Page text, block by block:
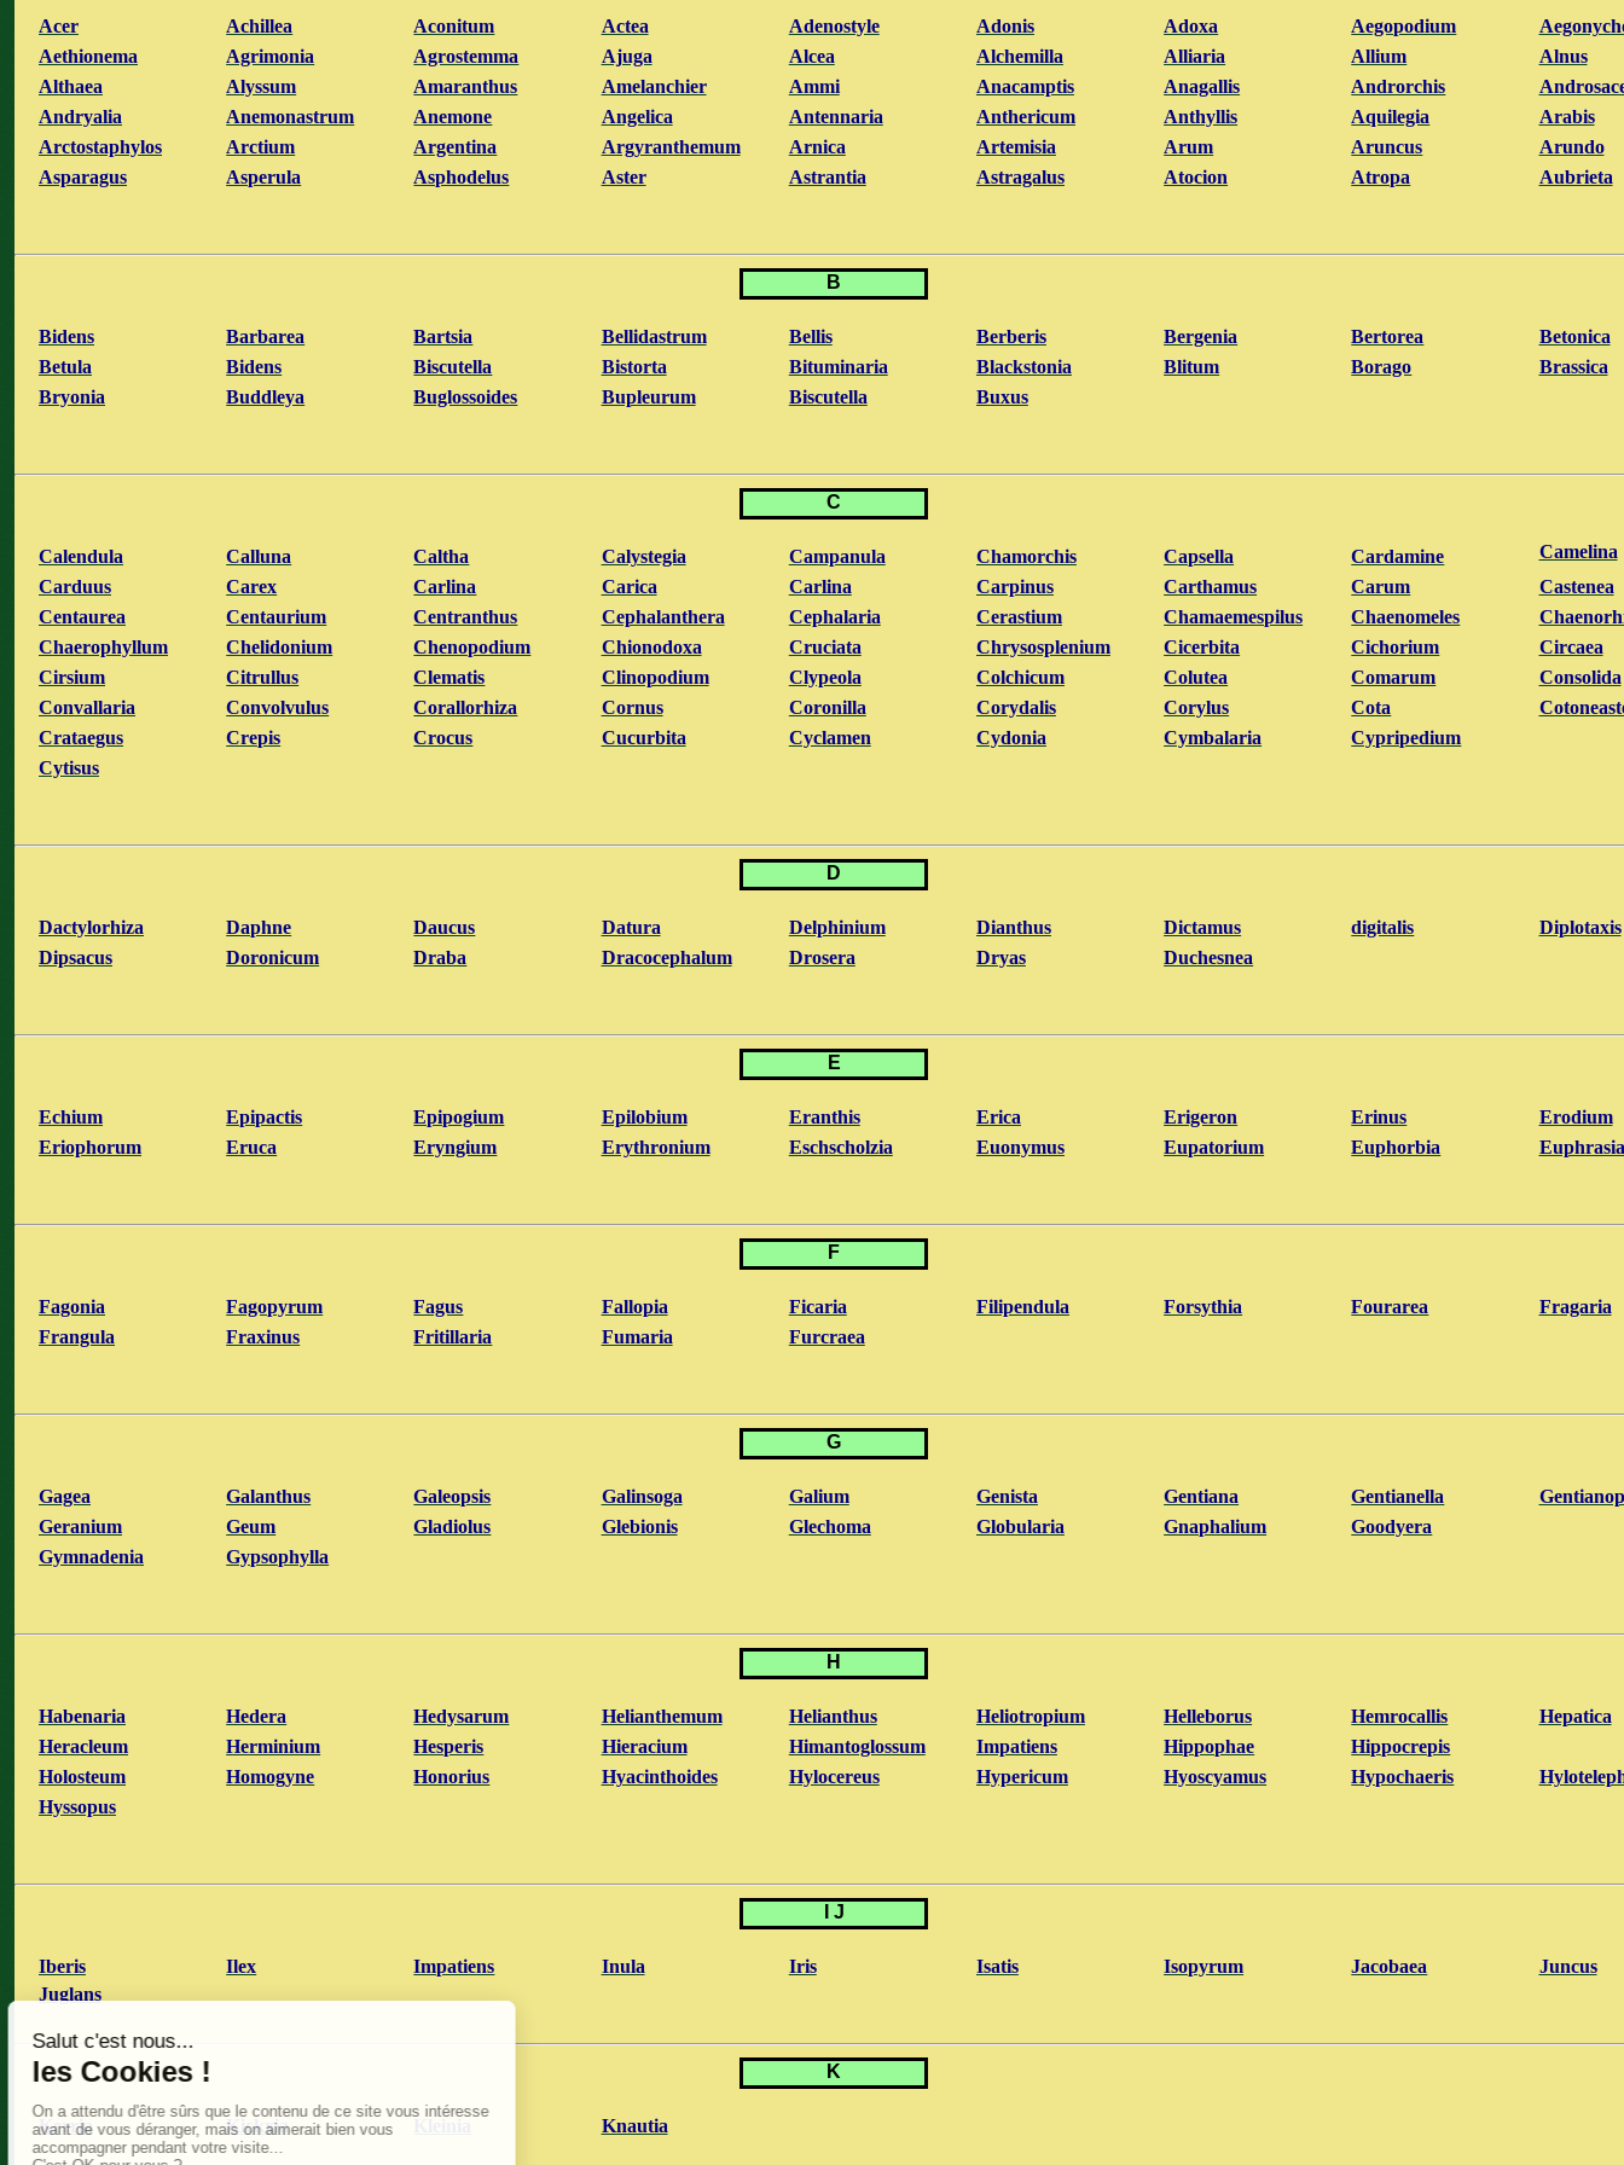
Acer Achillea Aconitum Actea Adenostyle Adonis Adoxa Aegopodium
Aethionema
Agrimonia Agrostemma Ajuga Alcea Alchemilla Alliaria Allium
Alnus
Althaea
Alyssum Amaranthus Amelanchier Ammi Anacamptis Anagallis Androrchis
Andryalia
Anemonastrum Anemone Angelica Antennaria Anthericum Anthyllis Aquilegia
Arabis
Arctostaphylos
Arctium Argentina Argyranthemum Arnica Artemisia Arum Aruncus
Arundo
Asparagus
Asperula Asphodelus Aster Astrantia Astragalus Atocion Atropa Aubrieta
B
Bidens Barbarea Bartsia Bellidastrum Bellis Berberis Bergenia Bertorea
Betonica
Betula
Bidens Biscutella Bistorta Bituminaria Blackstonia Blitum Borago
Brassica
Bryonia
Buddleya Buglossoides Bupleurum Biscutella Buxus
C
Calendula Calluna Caltha Calystegia Camelina
Campanula Chamorchis Capsella
Cardamine
Carduus
Carex Carlina Carica Carlina Carpinus Carthamus Carum
Castenea
Centaurea
Centaurium Centranthus Cephalanthera Cephalaria Cerastium Chamaemespilus Chaenomeles
Chaerophyllum
Chelidonium Chenopodium Chionodoxa Cruciata Chrysosplenium Cicerbita Cichorium
Circaea
Cirsium
Citrullus Clematis Clinopodium Clypeola Colchicum Colutea Comarum
Consolida
Convallaria
Convolvulus Corallorhiza Cornus Coronilla Corydalis Corylus Cota
Crataegus
Crepis Crocus Cucurbita Cyclamen Cydonia Cymbalaria
Cypripedium
Cytisus
D
Dactylorhiza Daphne Daucus Datura Delphinium Dianthus Dictamus digitalis
Diplotaxis
Dipsacus
Doronicum Draba Dracocephalum Drosera Dryas Duchesnea
E
Echium Epipactis Epipogium Epilobium Eranthis Erica Erigeron Erinus
Erodium
Eriophorum
Eruca Eryngium Erythronium Eschscholzia Euonymus Eupatorium Euphorbia Euphrasia
F
Fagonia Fagopyrum Fagus Fallopia Ficaria Filipendula Forsythia Fourarea
Fragaria
Frangula
Fraxinus Fritillaria Fumaria Furcraea
G
Gagea Galanthus Galeopsis Galinsoga Galium Genista Gentiana Gentianella
Geranium
Geum Gladiolus Glebionis Glechoma Globularia Gnaphalium
Goodyera
Gymnadenia
Gypsophylla
H
Habenaria Hedera Hedysarum Helianthemum Helianthus Heliotropium Helleborus Hemrocallis
Hepatica
Heracleum
Herminium Hesperis Hieracium Himantoglossum Impatiens Hippophae
Hippocrepis
Holosteum
Homogyne Honorius Hyacinthoides Hylocereus Hypericum Hyoscyamus Hypochaeris
Hyssopus
I J
Iberis Ilex Impatiens Inula Iris Isatis Isopyrum Jacobaea
Juncus
Juglans
K
Kerria Kickxia Knautia